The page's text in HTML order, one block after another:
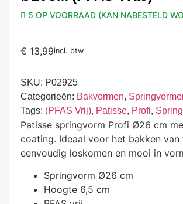
5 OP VOORRAAD (KAN NABESTELD
€ 13,99incl. btw
SKU: P02925
Categorieën: Bakvormen,
Tags: (PFAS Vrij), Patisse, Profi,
Patisse springvorm Profi Ø26 cm
coating. Ideaal voor het bakken
eenvoudig loskomen en mooi in
Springvorm Ø26 cm
Hoogte 6,5 cm